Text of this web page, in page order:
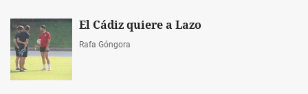
El Cádiz quiere a Lazo
Rafa Góngora